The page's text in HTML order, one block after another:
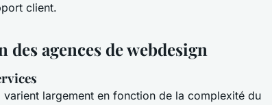
client.
agences de webdesign
varient largement en fonction de la complexité du